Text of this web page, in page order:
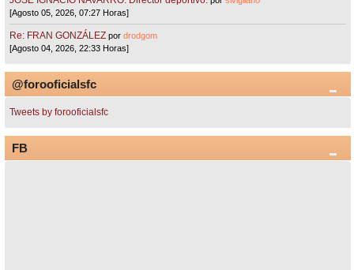
[Agosto 05, 2026, 07:27 Horas]
Re: FRAN GONZÁLEZ pordrodgom
[Agosto 04, 2026, 22:33 Horas]
@forooficialsfc
Tweets by forooficialsfc
FB